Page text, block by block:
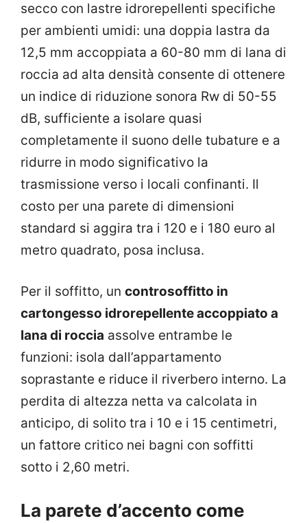
secco con lastre idrorepellenti specifiche
per ambienti umidi: una doppia lastra da
12,5 mm accoppiata a 60-80 mm di lana di
roccia ad alta densità consente di ottenere
un indice di riduzione sonora Rw di 50-55
dB, sufficiente a isolare quasi
completamente il suono delle tubature e a
ridurre in modo significativo la
trasmissione verso i locali confinanti. Il
costo per una parete di dimensioni
standard si aggira tra i 120 e i 180 euro al
metro quadrato, posa inclusa.
Per il soffitto, un controsoffitto in
cartongesso idrorepellente accoppiato a
lana di roccia assolve entrambe le
funzioni: isola dall’appartamento
soprastante e riduce il riverbero interno. La
perdita di altezza netta va calcolata in
anticipo, di solito tra i 10 e i 15 centimetri,
un fattore critico nei bagni con soffitti
sotto i 2,60 metri.
La parete d’accento come